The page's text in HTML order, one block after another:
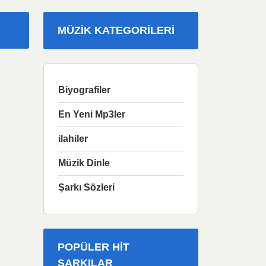
MÜZIK KATEGORILERI
Biyografiler
En Yeni Mp3ler
ilahiler
Müzik Dinle
Şarkı Sözleri
POPÜLER HIT
ŞARKILAR